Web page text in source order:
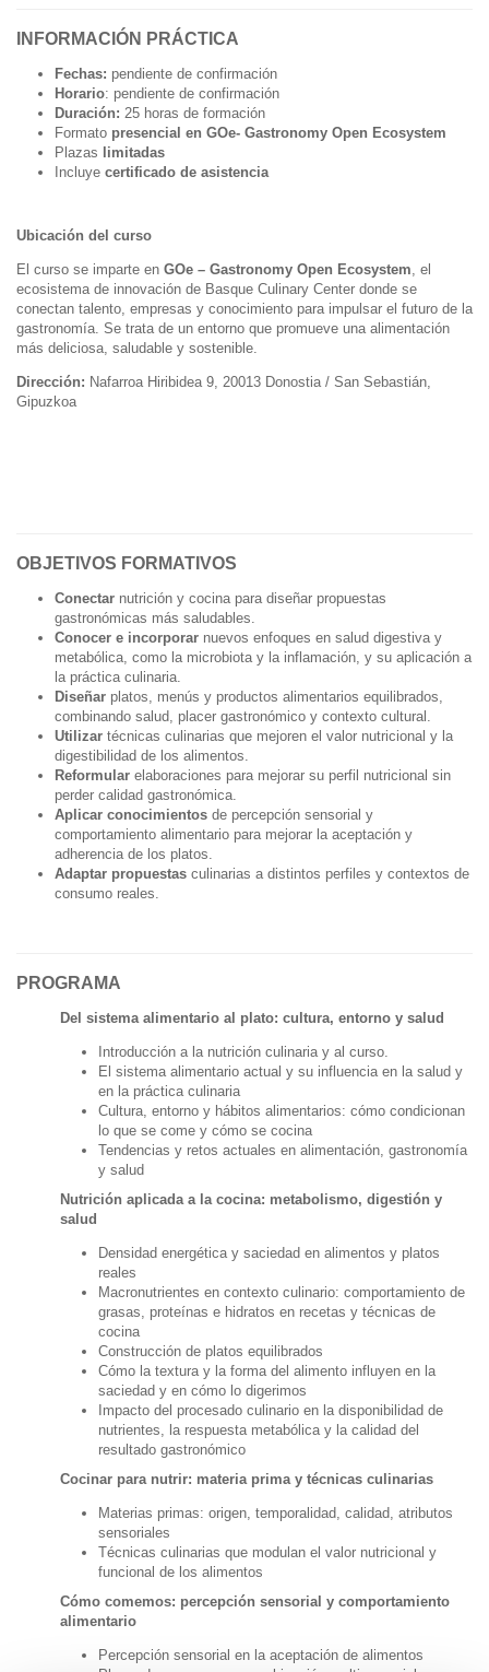
INFORMACIÓN PRÁCTICA
Fechas: pendiente de confirmación
Horario: pendiente de confirmación
Duración: 25 horas de formación
Formato presencial en GOe- Gastronomy Open Ecosystem
Plazas
limitadas
Incluye certificado de asistencia
Ubicación del curso
El curso se imparte en GOe – Gastronomy Open Ecosystem , el
ecosistema de innovación de Basque Culinary Center donde se
conectan talento, empresas y conocimiento para impulsar el futuro de la
gastronomía. Se trata de un entorno que promueve una alimentación
más deliciosa, saludable y sostenible.
Dirección: Nafarroa Hiribidea 9, 20013 Donostia / San Sebastián,
Gipuzkoa
OBJETIVOS FORMATIVOS
Conectar nutrición y cocina para diseñar propuestas
gastronómicas más saludables.
Conocer e incorporar nuevos enfoques en salud digestiva y
metabólica, como la microbiota y la inflamación, y su aplicación a
la práctica culinaria.
Diseñar platos, menús y productos alimentarios equilibrados,
combinando salud, placer gastronómico y contexto cultural.
Utilizar técnicas culinarias que mejoren el valor nutricional y la
digestibilidad de los alimentos.
Reformular elaboraciones para mejorar su perfil nutricional sin
perder calidad gastronómica.
Aplicar conocimientos de percepción sensorial y
comportamiento alimentario para mejorar la aceptación y
adherencia de los platos.
Adaptar propuestas culinarias a distintos perfiles y contextos de
consumo reales.
PROGRAMA
Del sistema alimentario al plato: cultura, entorno y salud
Introducción a la nutrición culinaria y al curso.
El sistema alimentario actual y su influencia en la salud y
en la práctica culinaria
Cultura, entorno y hábitos alimentarios: cómo condicionan
lo que se come y cómo se cocina
Tendencias y retos actuales en alimentación, gastronomía
y salud
Nutrición aplicada a la cocina: metabolismo, digestión y
salud
Densidad energética y saciedad en alimentos y platos
reales
Macronutrientes en contexto culinario: comportamiento de
grasas, proteínas e hidratos en recetas y técnicas de
cocina
Construcción de platos equilibrados
Cómo la textura y la forma del alimento influyen en la
saciedad y en cómo lo digerimos
Impacto del procesado culinario en la disponibilidad de
nutrientes, la respuesta metabólica y la calidad del
resultado gastronómico
Cocinar para nutrir: materia prima y técnicas culinarias
Materias primas: origen, temporalidad, calidad, atributos
sensoriales
Técnicas culinarias que modulan el valor nutricional y
funcional de los alimentos
Cómo comemos: percepción sensorial y comportamiento
alimentario
Percepción sensorial en la aceptación de alimentos